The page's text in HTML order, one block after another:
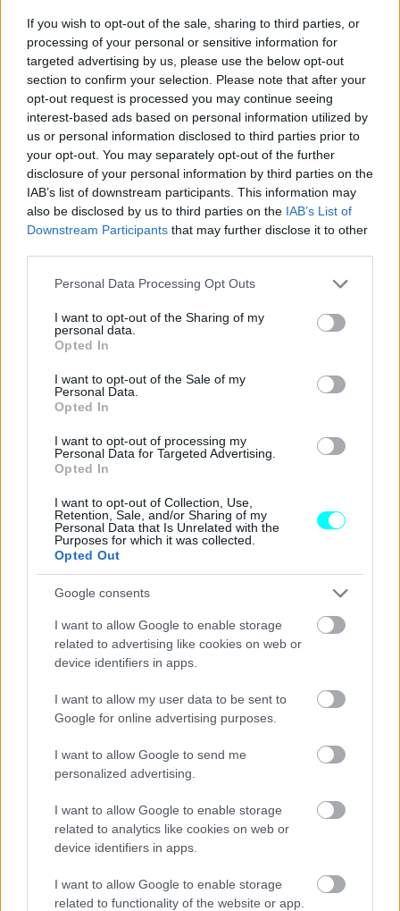
If you wish to opt-out of the sale, sharing to third parties, or
processing of your personal or sensitive information for
targeted advertising by us, please use the below opt-out
section to confirm your selection. Please note that after your
opt-out request is processed you may continue seeing
interest-based ads based on personal information utilized by
us or personal information disclosed to third parties prior to
your opt-out. You may separately opt-out of the further
disclosure of your personal information by third parties on the
IAB’s list of downstream participants. This information may
also be disclosed by us to third parties on the IAB’s List of
Downstream Participants that may further disclose it to other
Please note that this website/app uses one or more Google
not limited to your visit or usage behaviour. You may click to
grant or deny consent to Google and its third-party tags to
use your data for below specified purposes in below Google
consent section.
Personal Data Processing Opt Outs
I want to opt-out of the Sharing of my
personal data.
Opted In
I want to opt-out of the Sale of my
Personal Data.
Opted In
I want to opt-out of processing my
Personal Data for Targeted Advertising.
Opted In
I want to opt-out of Collection, Use,
Retention, Sale, and/or Sharing of my
Personal Data that Is Unrelated with the
Purposes for which it was collected.
Opted Out
Google consents
I want to allow Google to enable storage
related to advertising like cookies on web or
device identifiers in apps.
I want to allow my user data to be sent to
Google for online advertising purposes.
I want to allow Google to send me
personalized advertising.
I want to allow Google to enable storage
related to analytics like cookies on web or
device identifiers in apps.
I want to allow Google to enable storage
related to functionality of the website or app.
Από τη στιγμή που τοτελικό νομοσχέδιο
εταιρικών αυτοκινήτων δεν καταργείται η εξαίρεση